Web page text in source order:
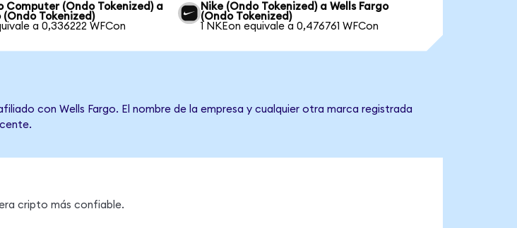
Computer (Ondo Tokenized) a
(Ondo Tokenized)
a 0,336222 WFCon
Nike (Ondo Tokenized) a Wells Fargo
(Ondo Tokenized)
1 NKEon equivale a 0,476761 WFCon
con Wells Fargo. El nombre de la empresa y cualquier otra marca registrada
cripto más confiable.